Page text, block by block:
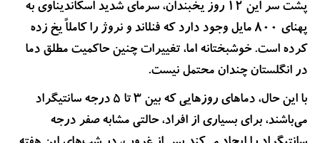
پشت سر این 12 روز یخبندان، سرمای شدید اسکاندیناوی به
پهنای 800 مایل وجود دارد که فنلاند و نروژ را کاملاً یخ زده
کرده است. خوشبختانه اما، تغییرات چنین حاکمیت مطلق دما
در انگلستان چندان محتمل نیست.
با این حال، دماهای روزهایی که بین 3 تا 5 درجه سانتیگراد
می‌باشند، برای بسیاری از افراد، حالتی مشابه صفر درجه